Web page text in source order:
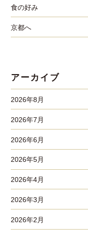
食の好み
京都へ
アーカイブ
2026年8月
2026年7月
2026年6月
2026年5月
2026年4月
2026年3月
2026年2月